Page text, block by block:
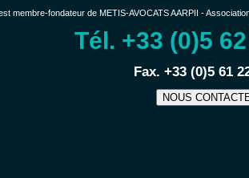
membre-fondateur de METIS-AVOCATS AARPII -
Tél. +33 (0)5
−
Fax. +33 (0)5 61
NOUS